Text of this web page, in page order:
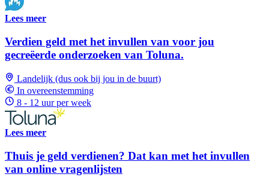
Lees meer
Verdien geld met het invullen van voor jou
gecreëerde onderzoeken van Toluna.
Landelijk (dus ook bij jou in de buurt)
In overeenstemming
8 - 12 uur per week
Lees meer
Thuis je geld verdienen? Dat kan met het invullen
van online vragenlijsten